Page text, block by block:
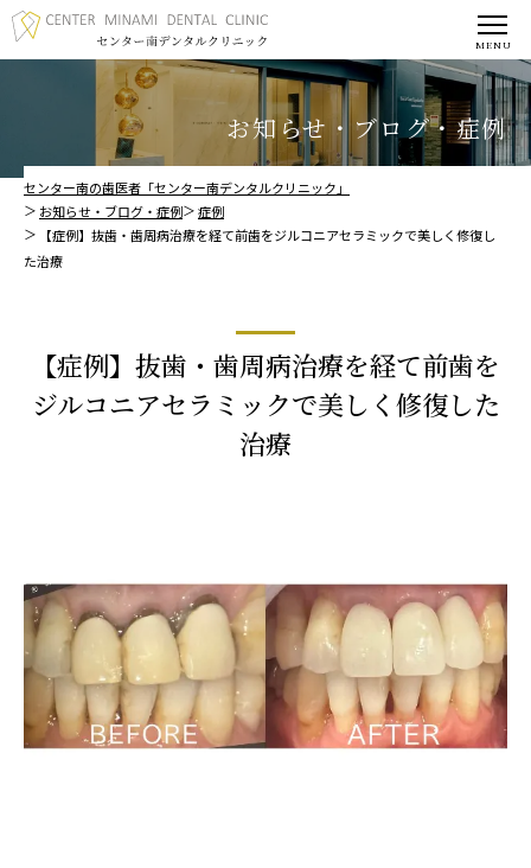
お知らせ・ブログ・症例
センター南の歯医者「センター南デンタルクリニック」
お知らせ・ブログ・症例
症例
【症例】抜歯・歯周病治療を経て前歯をジルコニアセラミックで美しく修復し
た治療
【症例】抜歯・歯周病治療を経て前歯を
ジルコニアセラミックで美しく修復した
治療